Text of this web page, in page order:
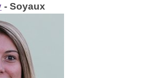
- Soyaux